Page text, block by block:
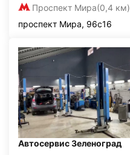
Проспект Мира(0,4 км)
проспект Мира, 96с16
Автосервис Зеленоград